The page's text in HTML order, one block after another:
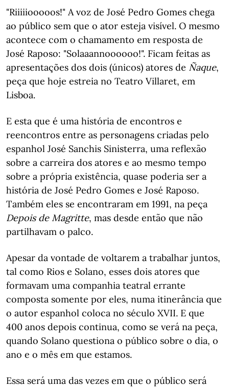
"Riiiiiooooos!" A voz de José Pedro Gomes chega
ao público sem que o ator esteja visível. O mesmo
acontece com o chamamento em resposta de
José Raposo: "Solaaannoooooo!". Ficam feitas as
apresentações dos dois (únicos) atores de Ñaque,
peça que hoje estreia no Teatro Villaret, em
Lisboa.
E esta que é uma história de encontros e
reencontros entre as personagens criadas pelo
espanhol José Sanchis Sinisterra, uma reflexão
sobre a carreira dos atores e ao mesmo tempo
sobre a própria existência, quase poderia ser a
história de José Pedro Gomes e José Raposo.
Também eles se encontraram em 1991, na peça
Depois de Magritte, mas desde então que não
partilhavam o palco.
Apesar da vontade de voltarem a trabalhar juntos,
tal como Rios e Solano, esses dois atores que
formavam uma companhia teatral errante
composta somente por eles, numa itinerância que
o autor espanhol coloca no século XVII. E que
400 anos depois continua, como se verá na peça,
quando Solano questiona o público sobre o dia, o
ano e o mês em que estamos.
Essa será uma das vezes em que o público será